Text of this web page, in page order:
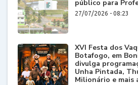
público para
27/07/2026 - 08:23
XVI Festa dos
Botafogo, em
divulga
Unha Pintada,
Milionário e mais